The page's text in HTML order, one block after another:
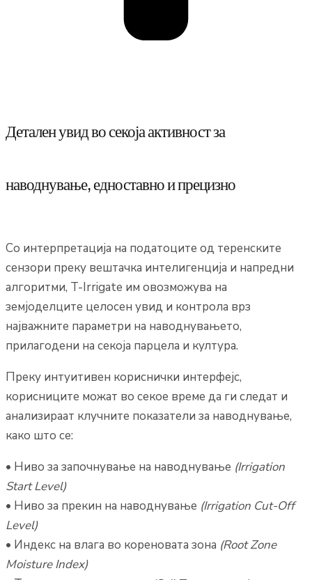
Детален увид во секоја активност за
наводнување, едноставно и прецизно
Со интерпретација на податоците од теренските
сензори преку вештачка интелигенција и напредни
алгоритми, T-Irrigate им овозможува на
земјоделците целосен увид и контрола врз
најважните параметри на наводнувањето,
прилагодени на секоја парцела и култура.
Преку интуитивен кориснички интерфејс,
корисниците можат во секое време да ги следат и
анализираат клучните показатели за наводнување,
како што се:
• Ниво за започнување на наводнување (Irrigation
Start Level)
• Ниво за прекин на наводнување (Irrigation Cut-Off
Level)
• Индекс на влага во кореновата зона (Root Zone
Moisture Index)